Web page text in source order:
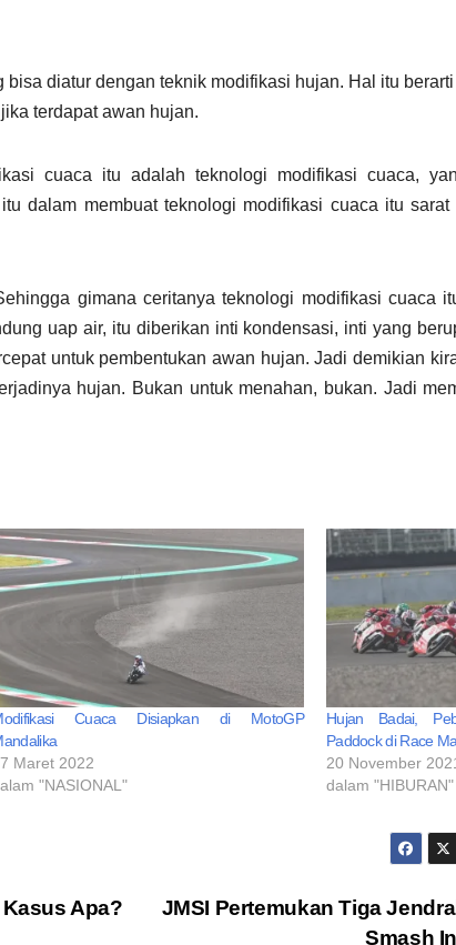
diatur dengan teknik modifikasi hujan. Hal itu
terdapat awan hujan.
cuaca itu adalah teknologi modifikasi cuaca,
dalam membuat teknologi modifikasi cuaca itu
gimana ceritanya teknologi modifikasi cuaca
uap air, itu diberikan inti kondensasi, inti yang
untuk pembentukan awan hujan. Jadi demikian
hujan. Bukan untuk menahan, bukan. Jadi
Cuaca Disiapkan di MotoGP
Maret 2022
"NASIONAL"
Hujan Badai,
Paddock di Race
20 November
dalam "HIBURAN"
JMSI Pertemukan Tiga
Smash
Apa?